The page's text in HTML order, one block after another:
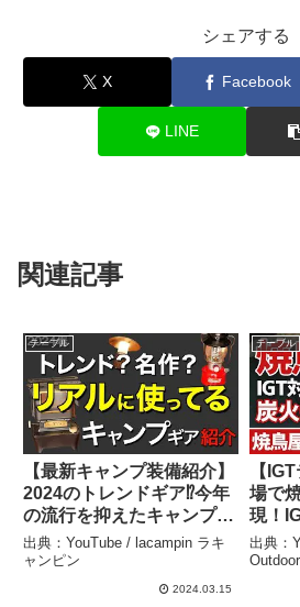
シェアする
X Facebook
LINE
関連記事
テーブル
【最新キャンプ装備紹介】
2024のトレンドギア⁉️今年
の流行を抑えたキャンプ道
具を一挙公開！使ってみた
正直な感想は？ –
lacampin ラキャンピン
出典：YouTube / lacampin ラキ
ャンピン
2024.03.15
テーブル
【
場で
現！
格炭
かな
出典：